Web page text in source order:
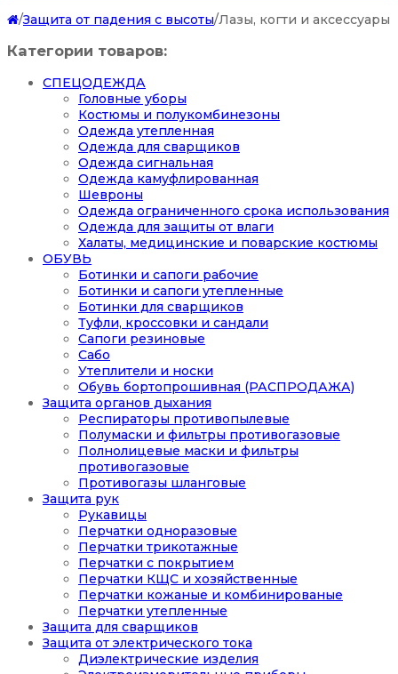
/Защита от падения с высоты/Лазы, когти и аксессуары
Категории товаров:
СПЕЦОДЕЖДА
Головные уборы
Костюмы и полукомбинезоны
Одежда утепленная
Одежда для сварщиков
Одежда сигнальная
Одежда камуфлированная
Шевроны
Одежда ограниченного срока использования
Одежда для защиты от влаги
Халаты, медицинские и поварские костюмы
ОБУВЬ
Ботинки и сапоги рабочие
Ботинки и сапоги утепленные
Ботинки для сварщиков
Туфли, кроссовки и сандали
Сапоги резиновые
Сабо
Утеплители и носки
Обувь бортопрошивная (РАСПРОДАЖА)
Защита органов дыхания
Респираторы противопылевые
Полумаски и фильтры противогазовые
Полнолицевые маски и фильтры
противогазовые
Противогазы шланговые
Защита рук
Рукавицы
Перчатки одноразовые
Перчатки трикотажные
Перчатки с покрытием
Перчатки КЩС и хозяйственные
Перчатки кожаные и комбинированые
Перчатки утепленные
Защита для сварщиков
Защита от электрического тока
Диэлектрические изделия